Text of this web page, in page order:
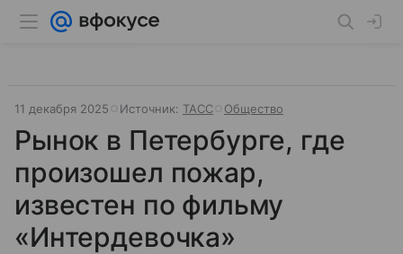
11 декабря 2025 Источник: ТАСС Общество
Рынок в Петербурге, где
произошел пожар,
известен по фильму
«Интердевочка»